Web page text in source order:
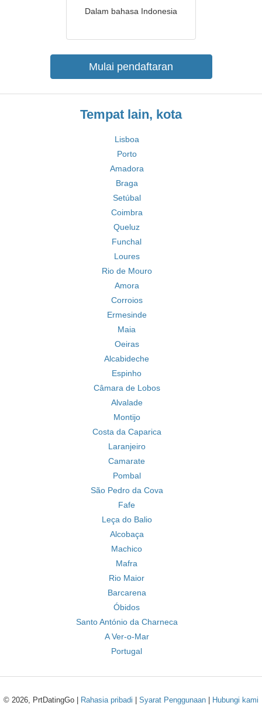
Dalam bahasa Indonesia
Mulai pendaftaran
Tempat lain, kota
Lisboa
Porto
Amadora
Braga
Setúbal
Coimbra
Queluz
Funchal
Loures
Rio de Mouro
Amora
Corroios
Ermesinde
Maia
Oeiras
Alcabideche
Espinho
Câmara de Lobos
Alvalade
Montijo
Costa da Caparica
Laranjeiro
Camarate
Pombal
São Pedro da Cova
Fafe
Leça do Balio
Alcobaça
Machico
Mafra
Rio Maior
Barcarena
Óbidos
Santo António da Charneca
A Ver-o-Mar
Portugal
© 2026, PrtDatingGo | Rahasia pribadi Syarat Penggunaan Hubungi kami